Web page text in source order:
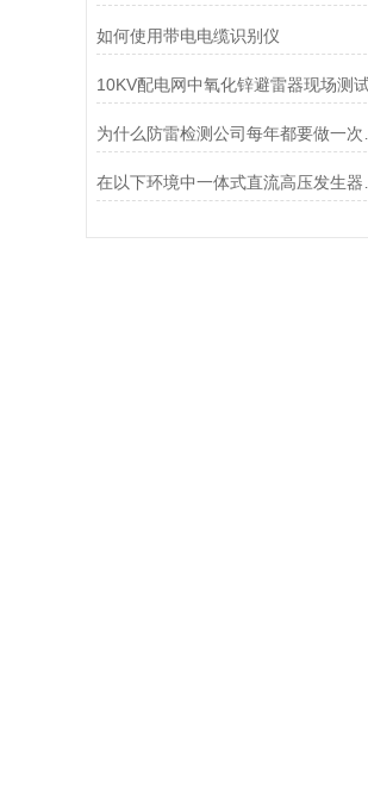
如何使用带电电缆识别仪